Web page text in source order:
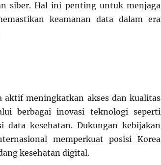
siber. Hal ini penting untuk menjaga
keamanan data dalam era
aktif meningkatkan akses dan kualitas
berbagai inovasi teknologi seperti
data kesehatan. Dukungan kebijakan
memperkuat posisi Korea
kesehatan digital.